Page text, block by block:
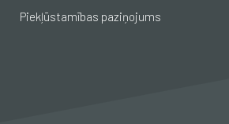
Piekļūstamības paziņojums